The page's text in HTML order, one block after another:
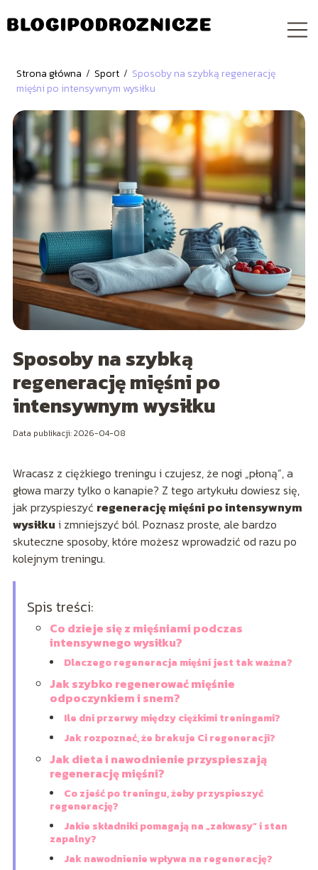
Strona główna / Sport / Sposoby na szybką regenerację
mięśni po intensywnym wysiłku
Sposoby na szybką
regenerację mięśni po
intensywnym wysiłku
Data publikacji: 2026-04-08
Wracasz z ciężkiego treningu i czujesz, że nogi „płoną”, a
głowa marzy tylko o kanapie? Z tego artykułu dowiesz się,
jak przyspieszyć regenerację mięśni po intensywnym
wysiłku i zmniejszyć ból. Poznasz proste, ale bardzo
skuteczne sposoby, które możesz wprowadzić od razu po
kolejnym treningu.
Spis treści:
Co dzieje się z mięśniami podczas
intensywnego wysiłku?
Dlaczego regeneracja mięśni jest tak ważna?
Jak szybko regenerować mięśnie
odpoczynkiem i snem?
Ile dni przerwy między ciężkimi treningami?
Jak rozpoznać, że brakuje Ci regeneracji?
Jak dieta i nawodnienie przyspieszają
regenerację mięśni?
Co zjeść po treningu, żeby przyspieszyć
regenerację?
Jakie składniki pomagają na „zakwasy” i stan
zapalny?
Jak nawodnienie wpływa na regenerację?